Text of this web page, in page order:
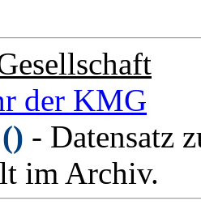
der KMG
() - Datensatz
im Archiv.